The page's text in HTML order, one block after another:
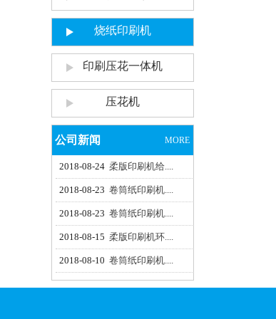
烧纸印刷机
印刷压花一体机
压花机
公司新闻 MORE
2018-08-24 柔版印刷机给....
2018-08-23 卷筒纸印刷机....
2018-08-23 卷筒纸印刷机....
2018-08-15 柔版印刷机环....
2018-08-10 卷筒纸印刷机....